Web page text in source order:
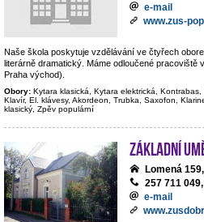
e-mail
www.zus-
Naše škola poskytuje vzdělávání ve čtyřech
literárně dramatický. Máme odloučené pracoviště
Praha východ).
Obory: Kytara klasická, Kytara elektrická,
Klavír, El. klávesy, Akordeon, Trubka, Saxofon,
klasický, Zpěv populární
Základní
Lomená
257 711
e-mail